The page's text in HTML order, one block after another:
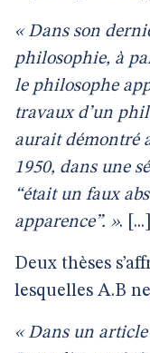
« Dans son
philosophie, à
le philosophe
travaux d’un
aurait démontré
1950, dans une
“était un faux
apparence”. ». [...]
Deux thèses
lesquelles A.B
« Dans un